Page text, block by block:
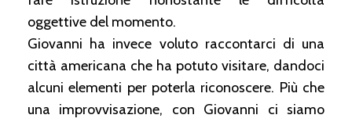
oggettive del momento.
Giovanni ha invece voluto raccontarci di una
città americana che ha potuto visitare, dandoci
alcuni elementi per poterla riconoscere. Più che
una improvvisazione, con Giovanni ci siamo